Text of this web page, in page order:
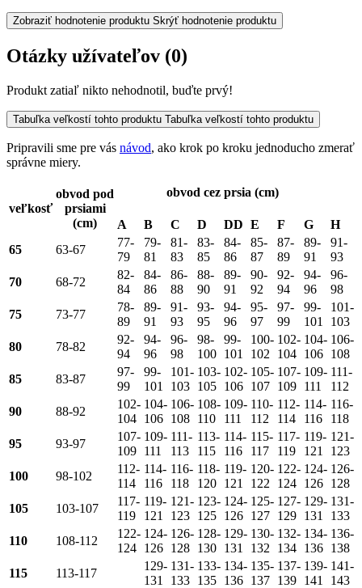
Zobraziť hodnotenie produktu Skrýť hodnotenie produktu
Otázky užívateľov (0)
Produkt zatiaľ nikto nehodnotil, buďte prvý!
Tabuľka veľkostí tohto produktu Tabuľka veľkostí tohto produktu
Pripravili sme pre vás návod, ako krok po kroku jednoducho zmerať
správne miery.
veľkosť
obvod pod
prsiami
(cm)
obvod cez prsia (cm)
A B C D DD E F G
H
65
63-67
77-
79
79-
81
81-
83
83-
85
84-
86
85-
87
87-
89
89-
91
91-
93
70
68-72
82-
84
84-
86
86-
88
88-
90
89-
91
90-
92
92-
94
94-
96
96-
98
75
73-77
78-
89
89-
91
91-
93
93-
95
94-
96
95-
97
97-
99
99-
101
101-
103
80
78-82
92-
94
94-
96
96-
98
98-
100
99-
101
100-
102
102-
104
104-
106
106-
108
85
83-87
97-
99
99-
101
101-
103
103-
105
102-
106
105-
107
107-
109
109-
111
111-
112
90
88-92
102-
104
104-
106
106-
108
108-
110
109-
111
110-
112
112-
114
114-
116
116-
118
95
93-97
107-
109
109-
111
111-
113
113-
115
114-
116
115-
117
117-
119
119-
121
121-
123
100
98-102
112-
114
114-
116
116-
118
118-
120
119-
121
120-
122
122-
124
124-
126
126-
128
105
103-107
117-
119
119-
121
121-
123
123-
125
124-
126
125-
127
127-
129
129-
131
131-
133
110
108-112
122-
124
124-
126
126-
128
128-
130
129-
131
130-
132
132-
134
134-
136
136-
138
115
113-117
129-
131
131-
133
133-
135
134-
136
135-
137
137-
139
139-
141
141-
143